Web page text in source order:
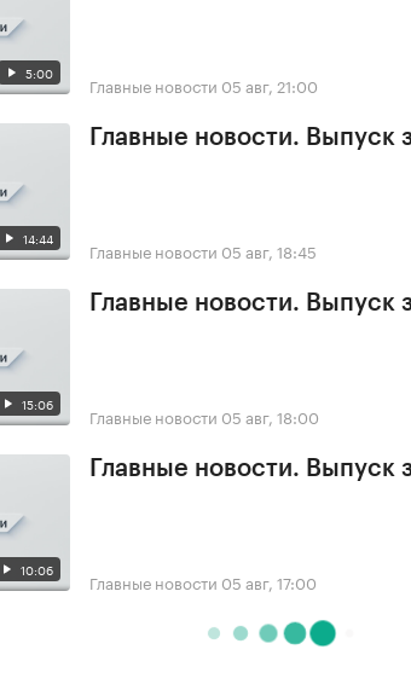
5:00 Главные новости 05 авг, 21:00
14:44
Главные новости. Выпуск
Главные новости 05 авг, 18:45
15:06
Главные новости.
Главные новости 05 авг, 18:00
10:06
Главные новости. Выпуск
Главные новости 05 авг, 17:00